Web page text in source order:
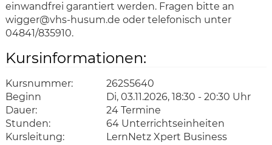
einwandfrei garantiert werden. Fragen bitte an
wigger@vhs-husum.de oder telefonisch unter
04841/835910.
Kursinformationen:
Kursnummer:
262S5640
Beginn
Di, 03.11.2026, 18:30 - 20:30 Uhr
Dauer:
24 Termine
Stunden:
64 Unterrichtseinheiten
Kursleitung:
LernNetz Xpert Business